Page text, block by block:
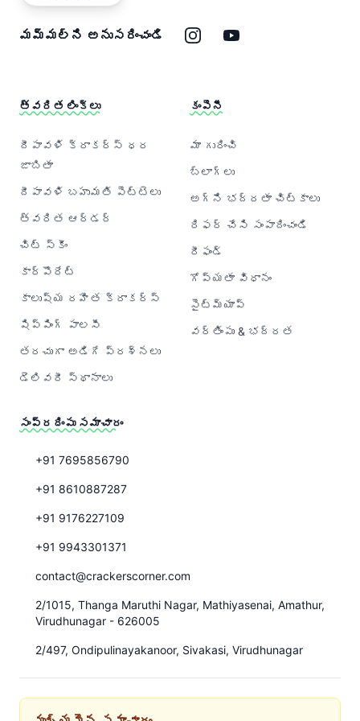
మమ్మల్ని అనుసరించండి ఇన్‌స్టాగ్రామ్
యూట్యూబ్
త్వరిత లింక్‌లు
దీపావళి క్రాకర్‌స్ ధర
జాబితా
దీపావళి బహుమతి పెట్టెలు
త్వరిత ఆర్డర్
చిట్ స్కీం
కార్పొరేట్
కాలుష్య రహిత క్రాకర్‌స్
షిప్పింగ్ పాలసీ
తరచుగా అడిగే ప్రశ్నలు
డెలివరీ స్థానాలు
కంపెనీ
మా గురించి
బ్లాగ్‌లు
అగ్ని భద్రతా చిట్కాలు
రిఫర్ చేసి సంపాదించండి
రీఫండ్
గోప్యతా విధానం
సైట్‌మ్యాప్
వర్తింపు & భద్రత
సంప్రదింపు సమాచారం
+91 7695856790
+91 8610887287
+91 9176227109
+91 9943301371
contact@crackerscorner.com
2/1015, Thanga Maruthi Nagar, Mathiyasenai, Amathur,
Virudhunagar - 626005
2/497, Ondipulinayakanoor, Sivakasi, Virudhunagar